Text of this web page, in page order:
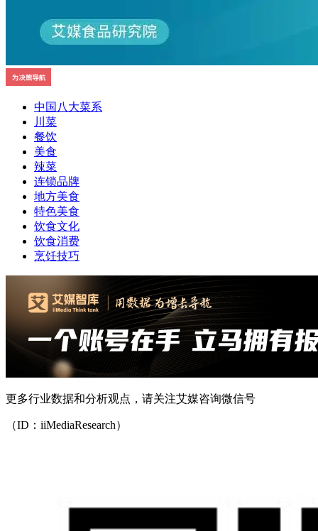
中国八大菜系
川菜
餐饮
美食
辣菜
连锁品牌
地方美食
特色美食
饮食文化
饮食消费
烹饪技巧
更多行业数据和分析观点，请关注艾媒咨询微信号
（ID：iiMediaResearch）